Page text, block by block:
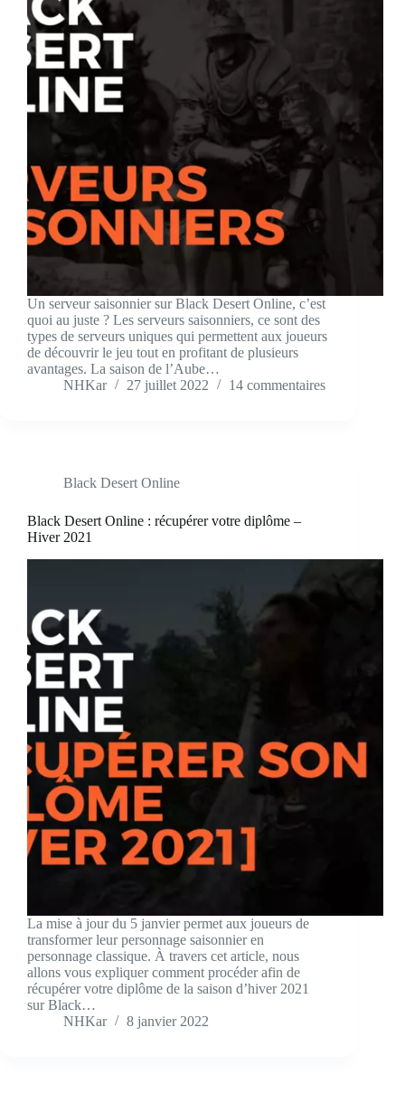
Un serveur saisonnier sur Black Desert Online, c’est
quoi au juste ? Les serveurs saisonniers, ce sont des
types de serveurs uniques qui permettent aux joueurs
de découvrir le jeu tout en profitant de plusieurs
avantages. La saison de l’Aube…
NHKar
27 juillet 2022 14 commentaires
Black Desert Online
Black Desert Online : récupérer votre diplôme –
Hiver 2021
La mise à jour du 5 janvier permet aux joueurs de
transformer leur personnage saisonnier en
personnage classique. À travers cet article, nous
allons vous expliquer comment procéder afin de
récupérer votre diplôme de la saison d’hiver 2021
sur Black…
NHKar
8 janvier 2022